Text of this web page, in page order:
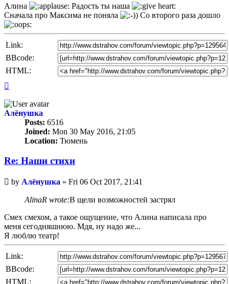
Алина
Радость ты наша
Сначала про Максима не поняла
Со второго раза дошло
Link:
BBcode:
HTML:
Алёнушка
Posts: 6516
Joined: Mon 30 May 2016, 21:05
Location: Тюмень
Re: Наши стихи
Unread
post
by Алёнушка » Fri 06 Oct 2017, 21:41
AlinaR wrote:В щели возможностей застрял
Смех смехом, а такое ощущение, что Алина написала про
меня сегодняшнюю. Мдя, ну надо же...
Я люблю театр!
Link:
BBcode:
HTML: